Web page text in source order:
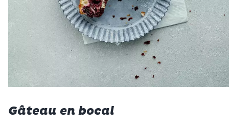
Gâteau en bocal